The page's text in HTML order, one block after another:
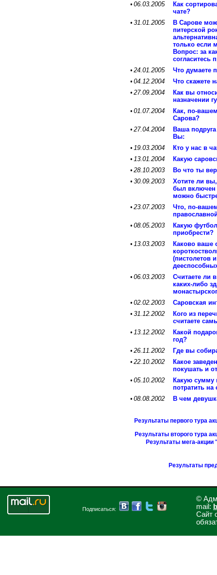
• 06.03.2005
Как
чате?
• 31.01.2005
В Сарове
питерской
только если
Вопрос: за
согласитесь
• 24.01.2005 Что думаете
• 04.12.2004 Что скажете
• 27.09.2004
Как вы
назначении
• 01.07.2004
Как, по-
Сарова?
• 27.04.2004
Ваша
Вы:
• 19.03.2004 Кто у нас в
• 13.01.2004 Какую
• 28.10.2003 Во что ты
• 30.09.2003
Хотите ли
был включен
можно
• 23.07.2003
Что, по-
• 08.05.2003
Какую
приобрести?
• 13.03.2003
Каково ваше
(пистолетов
• 06.03.2003
Считаете ли
каких-либо
• 02.02.2003 Саровская
• 31.12.2002
Кого из
считаете
• 13.12.2002
Какой
год?
• 26.11.2002 Где вы
• 22.10.2002
Какое
покушать и
• 05.10.2002
Какую сумму
потратить
• 08.08.2002 В чем
Результаты первого тура
Результаты второго тура
Результаты мега-акции
Результаты
Подписаться:
©
mail:
Сайт